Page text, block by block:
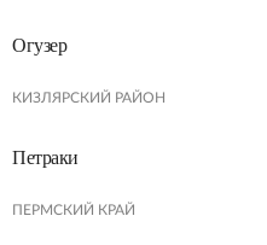
Огузер
КИЗЛЯРСКИЙ РАЙОН
Петраки
ПЕРМСКИЙ КРАЙ